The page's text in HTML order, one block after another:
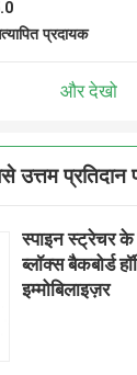
प्रदायक
और देखो
उत्तम प्रतिदान
स्पाइन स्ट्रेचर के
ब्लॉक्स बैकबोर्ड
इम्मोबिलाइज़र